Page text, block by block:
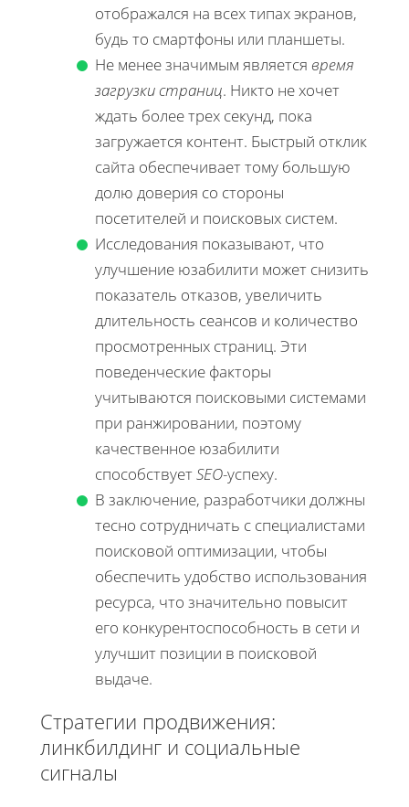
отображался на всех типах экранов,
будь то смартфоны или планшеты.
Не менее значимым является время
загрузки страниц. Никто не хочет
ждать более трех секунд, пока
загружается контент. Быстрый отклик
сайта обеспечивает тому большую
долю доверия со стороны
посетителей и поисковых систем.
Исследования показывают, что
улучшение юзабилити может снизить
показатель отказов, увеличить
длительность сеансов и количество
просмотренных страниц. Эти
поведенческие факторы
учитываются поисковыми системами
при ранжировании, поэтому
качественное юзабилити
способствуетSEO-успеху.
В заключение, разработчики должны
тесно сотрудничать с специалистами
поисковой оптимизации, чтобы
обеспечить удобство использования
ресурса, что значительно повысит
его конкурентоспособность в сети и
улучшит позиции в поисковой
выдаче.
Стратегии продвижения:
линкбилдинг и социальные
сигналы